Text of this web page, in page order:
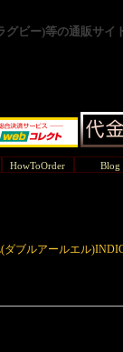
グビー)等の通販サ
HowToOrder Blog
ダブルアールエル